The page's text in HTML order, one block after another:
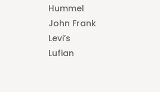
Hummel
John Frank
Levi’s
Lufian